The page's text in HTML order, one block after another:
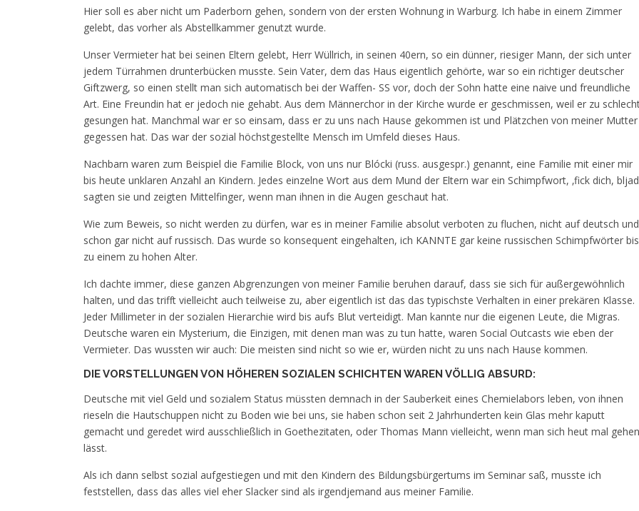
Hier soll es aber nicht um Paderborn gehen, sondern von der ersten Wohnung in Warburg. Ich habe in einem Zimmer
gelebt, das vorher als Abstellkammer genutzt wurde.
Unser Vermieter hat bei seinen Eltern gelebt, Herr Wüllrich, in seinen 40ern, so ein dünner, riesiger Mann, der sich unter
jedem Türrahmen drunterbücken musste. Sein Vater, dem das Haus eigentlich gehörte, war so ein richtiger deutscher
Giftzwerg, so einen stellt man sich automatisch bei der Waffen- SS vor, doch der Sohn hatte eine naive und freundliche
Art. Eine Freundin hat er jedoch nie gehabt. Aus dem Männerchor in der Kirche wurde er geschmissen, weil er zu
gesungen hat. Manchmal war er so einsam, dass er zu uns nach Hause gekommen ist und Plätzchen von meiner Mutter
gegessen hat. Das war der sozial höchstgestellte Mensch im Umfeld dieses Haus.
Nachbarn waren zum Beispiel die Familie Block, von uns nur Blócki (russ. ausgespr.) genannt, eine Familie mit einer mir
bis heute unklaren Anzahl an Kindern. Jedes einzelne Wort aus dem Mund der Eltern war ein Schimpfwort, ‚fick dich,
sagten sie und zeigten Mittelfinger, wenn man ihnen in die Augen geschaut hat.
Wie zum Beweis, so nicht werden zu dürfen, war es in meiner Familie absolut verboten zu fluchen, nicht auf deutsch und
schon gar nicht auf russisch. Das wurde so konsequent eingehalten, ich KANNTE gar keine russischen Schimpfwörter bis
zu einem zu hohen Alter.
Ich dachte immer, diese ganzen Abgrenzungen von meiner Familie beruhen darauf, dass sie sich für außergewöhnlich
halten, und das trifft vielleicht auch teilweise zu, aber eigentlich ist das das typischste Verhalten in einer prekären Klasse.
Jeder Millimeter in der sozialen Hierarchie wird bis aufs Blut verteidigt. Man kannte nur die eigenen Leute, die Migras.
Deutsche waren ein Mysterium, die Einzigen, mit denen man was zu tun hatte, waren Social Outcasts wie eben der
Vermieter. Das wussten wir auch: Die meisten sind nicht so wie er, würden nicht zu uns nach Hause kommen.
DIE VORSTELLUNGEN VON HÖHEREN SOZIALEN SCHICHTEN WAREN VÖLLIG ABSURD:
Deutsche mit viel Geld und sozialem Status müssten demnach in der Sauberkeit eines Chemielabors leben, von ihnen
rieseln die Hautschuppen nicht zu Boden wie bei uns, sie haben schon seit 2 Jahrhunderten kein Glas mehr kaputt
gemacht und geredet wird ausschließlich in Goethezitaten, oder Thomas Mann vielleicht, wenn man sich heut mal gehen
lässt.
Als ich dann selbst sozial aufgestiegen und mit den Kindern des Bildungsbürgertums im Seminar saß, musste ich
feststellen, dass das alles viel eher Slacker sind als irgendjemand aus meiner Familie.